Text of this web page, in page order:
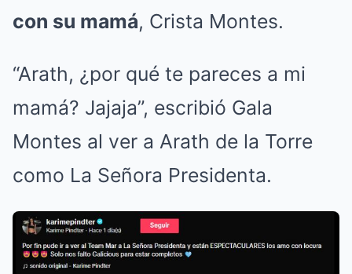
con su mamá, Crista Montes.
“Arath, ¿por qué te pareces a mi
mamá? Jajaja”, escribió Gala
Montes al ver a Arath de la Torre
como La Señora Presidenta.